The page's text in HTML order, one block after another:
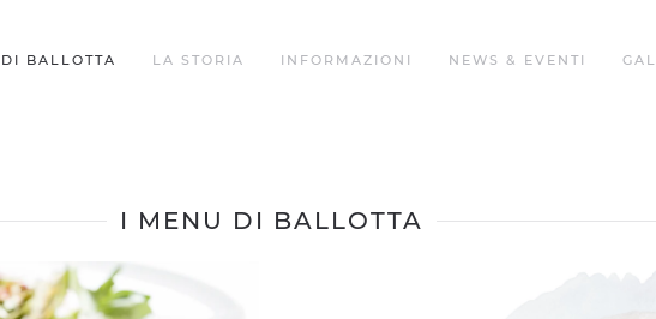
BALLOTTA LA STORIA INFORMAZIONI NEWS & EVENTI
I MENU DI BALLOTTA